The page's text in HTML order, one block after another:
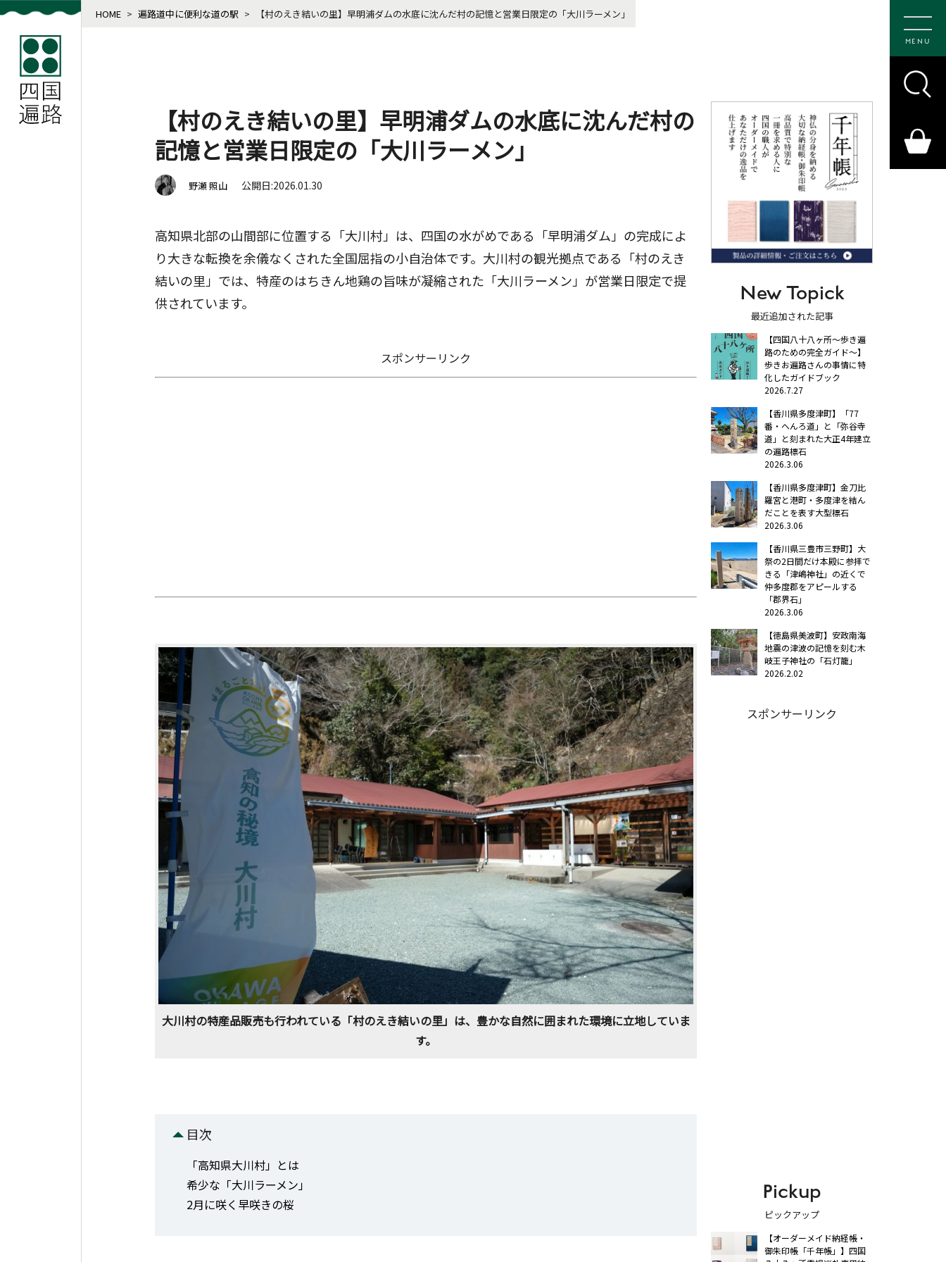
MENU
HOME > 遍路道中に便利な道の駅 > 【村のえき結いの里】早明浦ダムの水底に沈んだ村の記憶と営業日限定の「大川ラーメン」
【村のえき結いの里】早明浦ダムの水底に沈んだ村の
記憶と営業日限定の「大川ラーメン」
野瀬 照山 公開日:2026.01.30
高知県北部の山間部に位置する「大川村」は、四国の水がめである「早明浦ダム」の完成によ
り大きな転換を余儀なくされた全国屈指の小自治体です。大川村の観光拠点である「村のえき
結いの里」では、特産のはちきん地鶏の旨味が凝縮された「大川ラーメン」が営業日限定で提
供されています。
スポンサーリンク
大川村の特産品販売も行われている「村のえき結いの里」は、豊かな自然に囲まれた環境に立地していま
す。
目次
「高知県大川村」とは
希少な「大川ラーメン」
2月に咲く早咲きの桜
New Topick
最近追加された記事
【四国八十八ヶ所～歩き遍
路のための完全ガイド～】
歩きお遍路さんの事情に特
化したガイドブック
2026.7.27
【香川県多度津町】「77
番・へんろ道」と「弥谷寺
道」と刻まれた大正4年建立
の遍路標石
2026.3.06
【香川県多度津町】金刀比
羅宮と港町・多度津を結ん
だことを表す大型標石
2026.3.06
【香川県三豊市三野町】大
祭の2日間だけ本殿に参拝で
きる「津嶋神社」の近くで
仲多度郡をアピールする
「郡界石」
2026.3.06
【徳島県美波町】安政南海
地震の津波の記憶を刻む木
岐王子神社の「石灯籠」
2026.2.02
スポンサーリンク
Pickup
ピックアップ
【オーダーメイド納経帳・
御朱印帳「千年帳」】四国